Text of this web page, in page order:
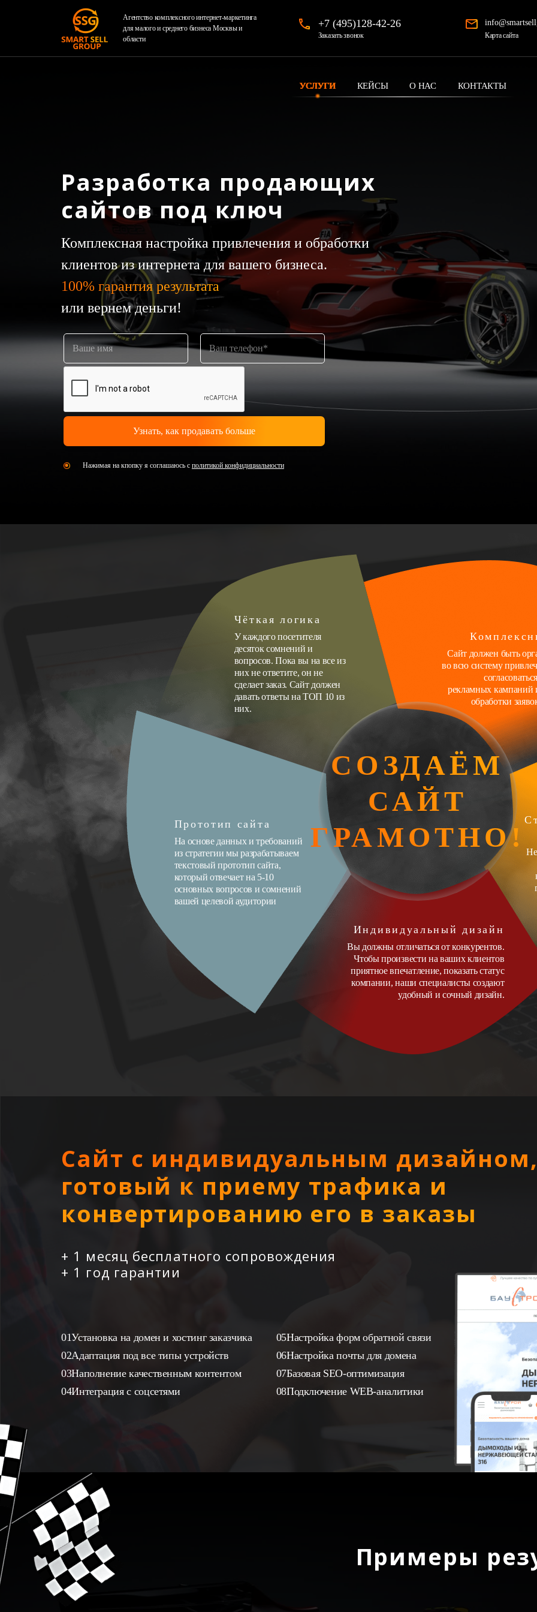
Агентство комплексного интернет-маркетинга
для малого и среднего бизнеса Москвы и
области
+7 (495)128-42-26
Заказать звонок Карта сайта
УСЛУГИ КЕЙСЫ О НАС КОНТАКТЫ
Разработка продающих
сайтов под ключ
Комплексная настройка привлечения и обработки
клиентов из интернета для вашего бизнеса.
100% гарантия результата
или вернем деньги!
Нажимая на кпопку я соглашаюсь с политикой конфидициальности
СОЗДАЁМ
САЙТ
ГРАМОТНО!
Прототип сайта
На основе данных и требований
из стратегии мы разрабатываем
текстовый прототип сайта,
который отвечает на 5-10
основных вопросов и сомнений
вашей целевой аудитории
Чёткая логика
У каждого посетителя
десяток сомнений и
вопросов. Пока вы на все из
них не ответите, он не
сделает заказ. Сайт должен
давать ответы на ТОП 10 из
них.
Сайт должен быть
во всю систему
рекламных кампаний
обработки
Индивидуальный дизайн
Вы должны отличаться от конкурентов.
Чтобы произвести на ваших клиентов
приятное впечатление, показать статус
компании, наши специалисты создают
удобный и сочный дизайн.
Сайт с индивидуальным
готовый к приему трафика и
конвертированию его в заказы
+ 1 месяц бесплатного сопровождения
+ 1 год гарантии
Установка на домен и хостинг заказчика
Адаптация под все типы устройств
Наполнение качественным контентом
Интеграция с соцсетями
Настройка форм обратной связи
Настройка почты для домена
Базовая SEO-оптимизация
Подключение WEB-аналитики
Примеры